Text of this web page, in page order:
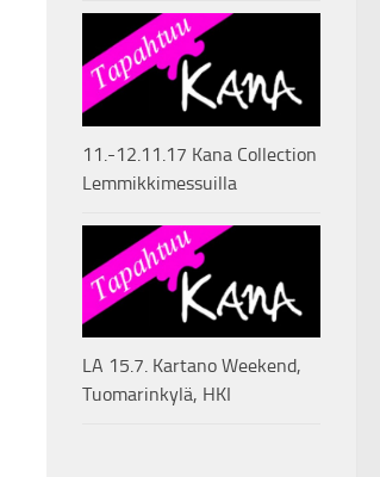
11.-12.11.17 Kana Collection
Lemmikkimessuilla
LA 15.7. Kartano Weekend,
Tuomarinkylä, HKI